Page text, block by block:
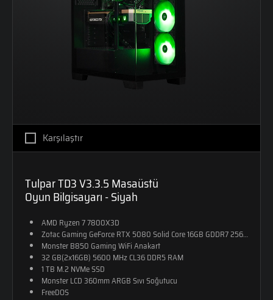
Karşılaştır
Tulpar TD3 V3.3.5 Masaüstü
Oyun Bilgisayarı - Siyah
AMD Ryzen 7 7800X3D
Zotac Gaming GeForce RTX 5080 Solid Core 16GB GDDR7 256-Bit DX12
Monster B850 Gaming WiFi Anakart
32 GB(2x16GB) 5600 MHz CL36 DDR5 RAM
1 TB M.2 NVMe SSD
Monster LCD 360mm ARGB Sıvı Soğutucu
FreeDOS